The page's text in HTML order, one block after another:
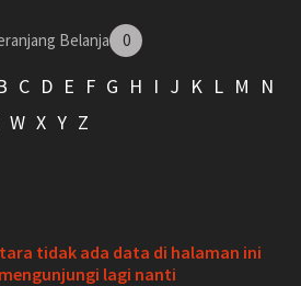
Belanja 0
C D E F G H I J K L M
N
W X Y Z
tidak ada data di halaman ini
lagi nanti